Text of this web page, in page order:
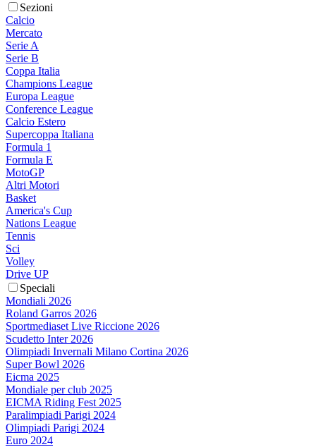
Sezioni
Calcio
Mercato
Serie A
Serie B
Coppa Italia
Champions League
Europa League
Conference League
Calcio Estero
Supercoppa Italiana
Formula 1
Formula E
MotoGP
Altri Motori
Basket
America's Cup
Nations League
Tennis
Sci
Volley
Drive UP
Speciali
Mondiali 2026
Roland Garros 2026
Sportmediaset Live Riccione 2026
Scudetto Inter 2026
Olimpiadi Invernali Milano Cortina 2026
Super Bowl 2026
Eicma 2025
Mondiale per club 2025
EICMA Riding Fest 2025
Paralimpiadi Parigi 2024
Olimpiadi Parigi 2024
Euro 2024